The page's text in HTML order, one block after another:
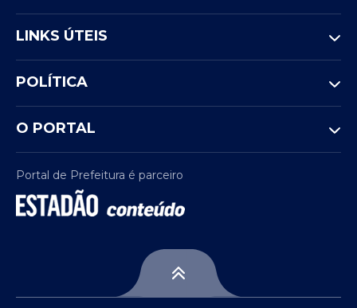
LINKS ÚTEIS
POLÍTICA
O PORTAL
Portal de Prefeitura é parceiro